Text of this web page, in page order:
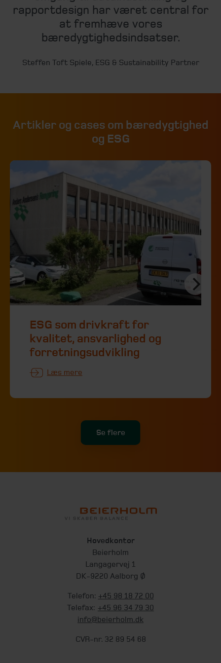
rapportdesign har været central for
at fremhæve vores
bæredygtighedsindsatser.
Steffen Toft Spiele, ESG & Sustainability Partner
Artikler og cases om bæredygtighed
og ESG
ESG som drivkraft for
kvalitet, ansvarlighed og
forretningsudvikling
Læs mere
Se flere
Hovedkontor
Beierholm
Langagervej 1
DK-9220 Aalborg Ø
Telefon: +45 98 18 72 00
Telefax: +45 96 34 79 30
info@beierholm.dk
CVR-nr. 32 89 54 68